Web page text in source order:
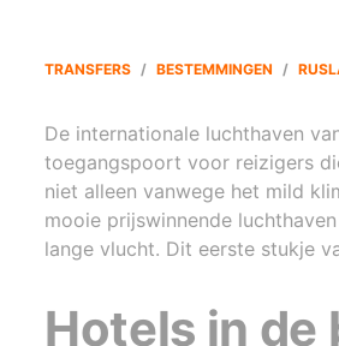
TRANSFERS / BESTEMMINGEN /
De internationale luchthaven
toegangspoort voor reizigers
niet alleen vanwege het mild
mooie prijswinnende
lange vlucht. Dit eerste stukje
Hotels in de